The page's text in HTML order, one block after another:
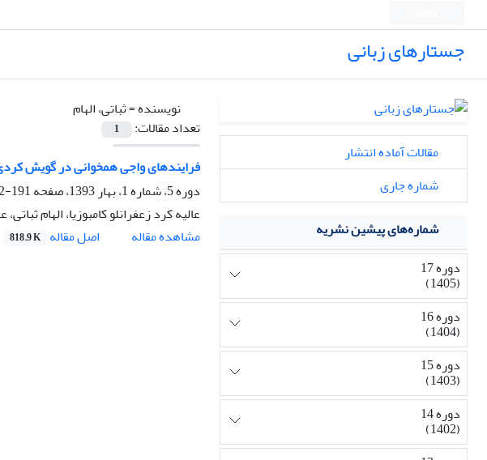
جستارهای زبانی
نویسنده =ثباتی، الهام
تعداد مقالات:
1
فرایندهای واجی همخوانی در گویش
دوره 5، شماره 1، بهار 1393، صفحه
191-222
عالیه کرد زعفرانلو کامبوزیا، الهام
مشاهده مقاله
اصل مقاله 818.9 K
مقالات آماده انتشار
شماره جاری
شماره‌های پیشین نشریه
دوره 17
(1405)
دوره 16
(1404)
دوره 15
(1403)
دوره 14
(1402)